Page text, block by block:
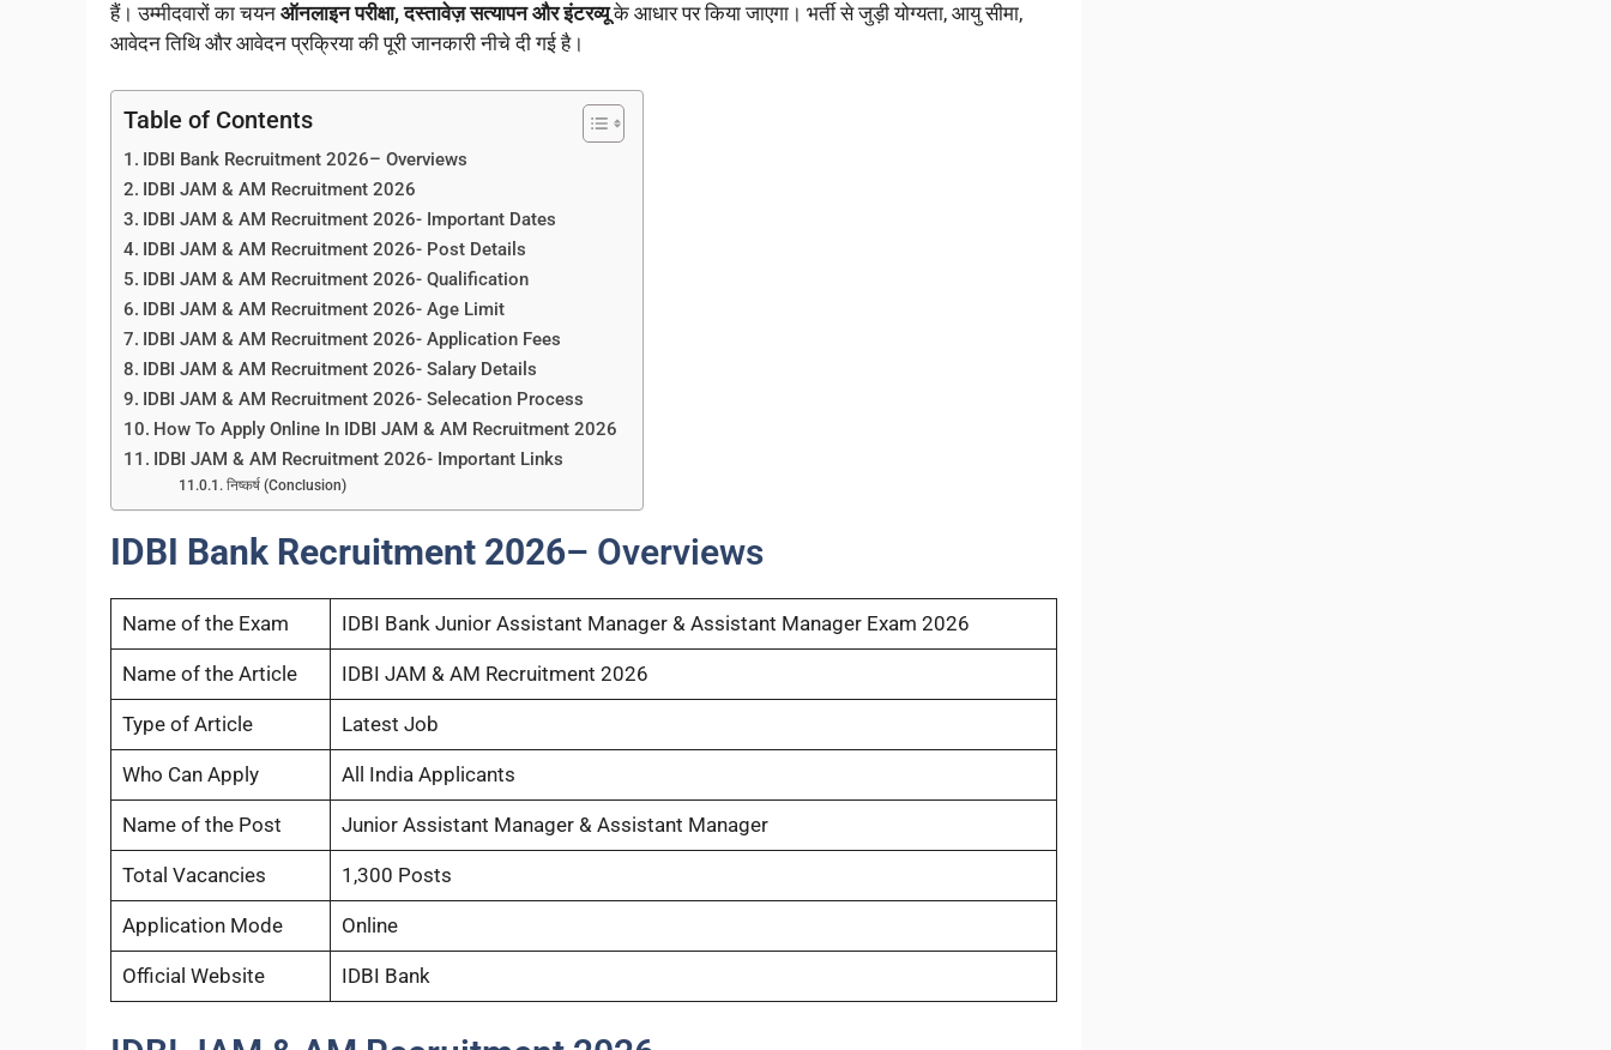
हैं। उम्मीदवारों का चयन ऑनलाइन परीक्षा, दस्तावेज़ सत्यापन और इंटरव्यूके आधार पर किया जाएगा। भर्ती से जुड़ी योग्यता, आयु सीमा,
आवेदन तिथि और आवेदन प्रक्रिया की पूरी जानकारी नीचे दी गई है।
Table of Contents
IDBI Bank Recruitment 2026– Overviews
IDBI JAM & AM Recruitment 2026
IDBI JAM & AM Recruitment 2026- Important Dates
IDBI JAM & AM Recruitment 2026- Post Details
IDBI JAM & AM Recruitment 2026- Qualification
IDBI JAM & AM Recruitment 2026- Age Limit
IDBI JAM & AM Recruitment 2026- Application Fees
IDBI JAM & AM Recruitment 2026- Salary Details
IDBI JAM & AM Recruitment 2026- Selecation Process
How To Apply Online In IDBI JAM & AM Recruitment 2026
IDBI JAM & AM Recruitment 2026- Important Links
निष्कर्ष (Conclusion)
IDBI Bank Recruitment 2026– Overviews
Name of the Exam IDBI Bank Junior Assistant Manager & Assistant Manager Exam 2026
Name of the Article IDBI JAM & AM Recruitment 2026
Type of Article Latest Job
Who Can Apply All India Applicants
Name of the Post Junior Assistant Manager & Assistant Manager
Total Vacancies 1,300 Posts
Application Mode Online
Official Website IDBI Bank